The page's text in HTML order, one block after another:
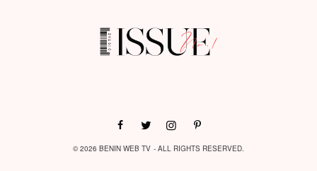
© 2026 BENIN WEB TV - ALL RIGHTS RESERVED.